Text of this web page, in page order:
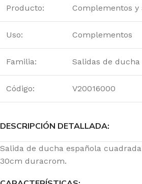
Producto: Complementos y
Uso: Complementos
Familia: Salidas de ducha
Código: V20016000
DESCRIPCIÓN DETALLADA:
Salida de ducha española
30cm duracrom.